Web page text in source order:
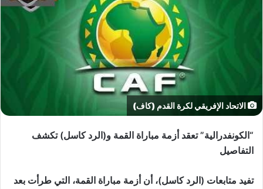
الاتحاد الإفريقي لكرة القدم (كاف)
“الكونفدرالية” تعقد أزمة مباراة القمة و(الرد كاسل) تكشف
التفاصيل
تفيد متابعات (الرد كاسل)، أن أزمة مباراة القمة، التي طرأت بعد